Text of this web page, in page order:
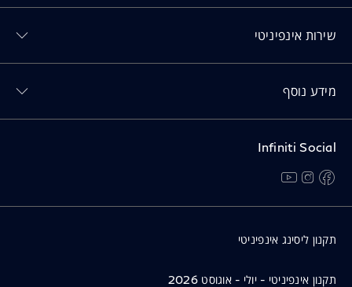
שירות אינפיניטי
מידע נוסף
Infiniti Social
facebook
נפתח בחלון חדש
instagram
נפתח בחלון חדש
תקנון ליסינג אינפיניטי
תקנון אינפיניטי - יולי - אוגוסט 2026